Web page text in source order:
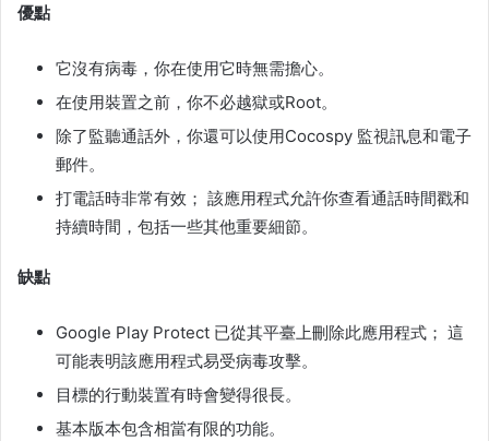
優點
它沒有病毒，你在使用它時無需擔心。
在使用裝置之前，你不必越獄或Root。
除了監聽通話外，你還可以使用Cocospy 監視訊息和電子
郵件。
打電話時非常有效； 該應用程式允許你查看通話時間戳和
持續時間，包括一些其他重要細節。
缺點
Google Play Protect 已從其平臺上刪除此應用程式； 這
可能表明該應用程式易受病毒攻擊。
目標的行動裝置有時會變得很長。
基本版本包含相當有限的功能。